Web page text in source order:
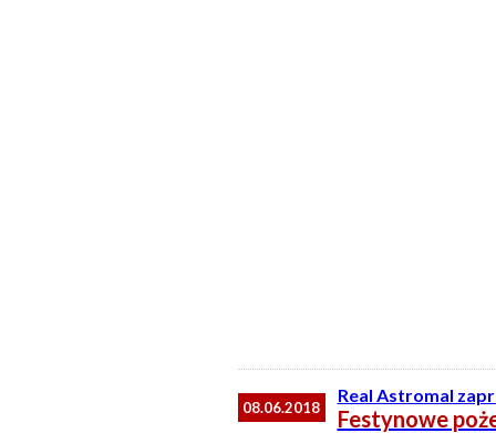
08.06.2018
Real Astromal
Festynowe